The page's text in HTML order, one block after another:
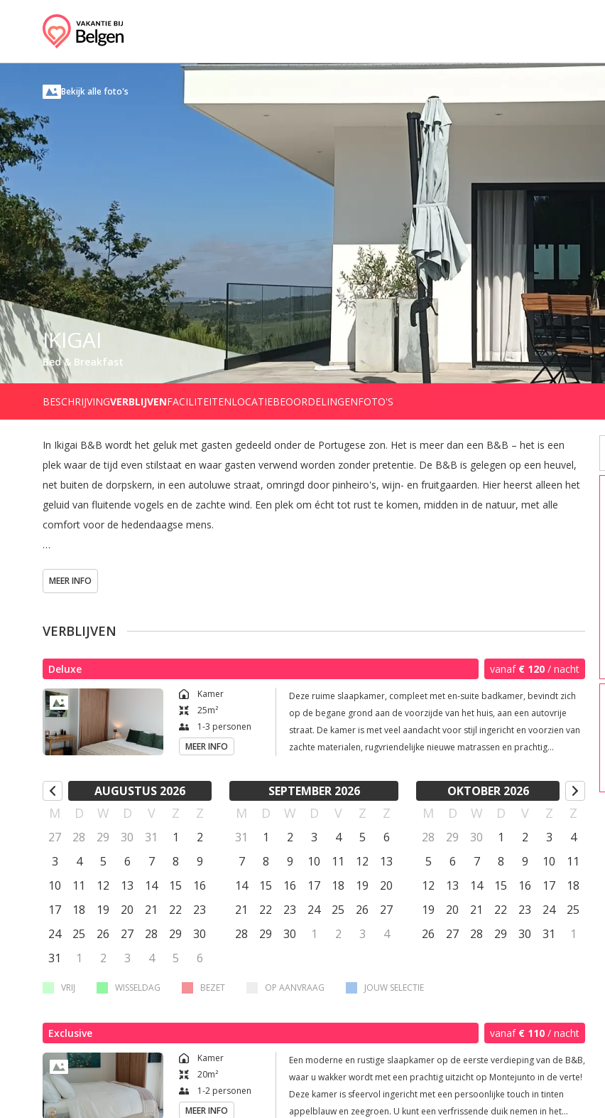
Bekijk alle foto's
IKIGAI
Bed & Breakfast
BESCHRIJVINGVERBLIJVENFACILITEITENLOCATIEBEOORDELINGENFOTO'S
In Ikigai B&B wordt het geluk met gasten gedeeld onder de Portugese zon. Het is meer dan een B&B – het is een
plek waar de tijd even stilstaat en waar gasten verwend worden zonder pretentie. De B&B is gelegen op een heuvel,
net buiten de dorpskern, in een autoluwe straat, omringd door pinheiro's, wijn- en fruitgaarden. Hier heerst alleen het
geluid van fluitende vogels en de zachte wind. Een plek om écht tot rust te komen, midden in de natuur, met alle
comfort voor de hedendaagse mens.
en Óbidos of ontdek de Serra de Montejunto en de Serra dos Candeeiros voor wie van een uitdaging houdt.
De B&B ligt dichtbij dagelijkse markten in Caldas da Rainha en Bombarral maar ver genoeg van het toeristische
mogelijkheden zijn er in Foz do Arelho, Lagoa de Óbidos, Peniche, Baleal, Lourinha, São Martinho do Porto, Nazaré.
Er is nog veel ongerepte natuur en een rijke geschiedenis met veel kloosters, kastelen, burchten om te ontdekken o.a.
Óbidos, Alcobaça, Batalha, Tomar, Mafra, Lissabon, Sintra, Santarém, Coimbra, Conimbriga, Ericeira, Fatima, Lagoa
de Óbidos, de Berlengas, …
'bom dia'!
MEER INFO
VERBLIJVEN
Deluxe vanaf € 120 / nacht
Kamer
25m²
1-3 personen
MEER INFO
Deze ruime slaapkamer, compleet met en-suite badkamer, bevindt zich
op de begane grond aan de voorzijde van het huis, aan een autovrije
straat. De kamer is met veel aandacht voor stijl ingericht en voorzien van
zachte materialen, rugvriendelijke nieuwe matrassen en prachtig
indien gewenst, genieten van uw koffie in uw eigen zithoek terwijl u de
opkomende zon bewondert. De moderne kamer is smaakvol ingericht en
in het hele huis vindt u een consistent kleurenpalet van wit en hout,
gecombineerd met lichtgrijze vloeren in betonlook. Deze kamer heeft een
lichte gordijnen die natuurlijk licht binnenlaten en 's avonds kunnen
worden afgeschermd met elektrische rolluiken.
AUGUSTUS 2026
M D W D V Z Z
27 28 29 30 31 1
2
3
4 5 6 7 8
9
10
11 12 13 14 15
16
17
18 19 20 21 22
23
24
25 26 27 28 29
30
31
1 2 3 4 5 6
SEPTEMBER 2026
M D W D V Z Z
31 1 2 3 4 5
6
7
8 9 10 11 12
13
14
15 16 17 18 19
20
21
22 23 24 25 26
27
28
29 30 1 2 3 4
OKTOBER 2026
M D W D V Z Z
28 29 30 1 2 3
4
5
6 7 8 9 10
11
12
13 14 15 16 17
18
19
20 21 22 23 24
25
26
27 28 29 30 31 1
VRIJ WISSELDAG BEZET OP AANVRAAG JOUW SELECTIE
Exclusive vanaf € 110 / nacht
Kamer
20m²
1-2 personen
MEER INFO
Een moderne en rustige slaapkamer op de eerste verdieping van de B&B,
waar u wakker wordt met een prachtig uitzicht op Montejunto in de verte!
Deze kamer is sfeervol ingericht met een persoonlijke touch in tinten
appelblauw en zeegroen. U kunt een verfrissende duik nemen in het